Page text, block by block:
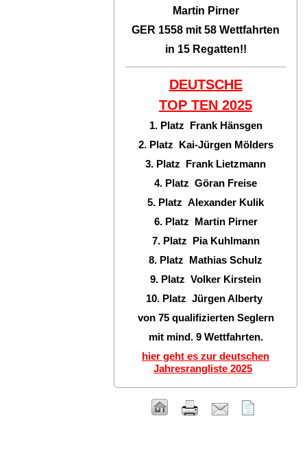
Martin Pirner
GER 1558 mit 58 Wettfahrten
in 15 Regatten!!
DEUTSCHE
TOP TEN 2025
1. Platz Frank Hänsgen
2. Platz Kai-Jürgen Mölders
3. Platz Frank Lietzmann
4. Platz Göran Freise
5. Platz Alexander Kulik
6. Platz Martin Pirner
7. Platz Pia Kuhlmann
8. Platz Mathias Schulz
9. Platz Volker Kirstein
10. Platz Jürgen Alberty
von 75 qualifizierten Seglern
mit mind. 9 Wettfahrten.
hier geht es zur deutschen
Jahresrangliste 2025